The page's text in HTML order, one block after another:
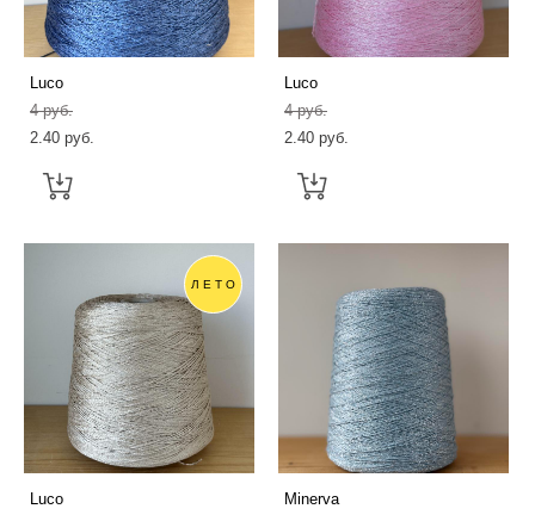
Luсo
4 pуб.
2.40 pуб.
Luсo
4 pуб.
2.40 pуб.
ЛЕТО
Luсo
Minerva